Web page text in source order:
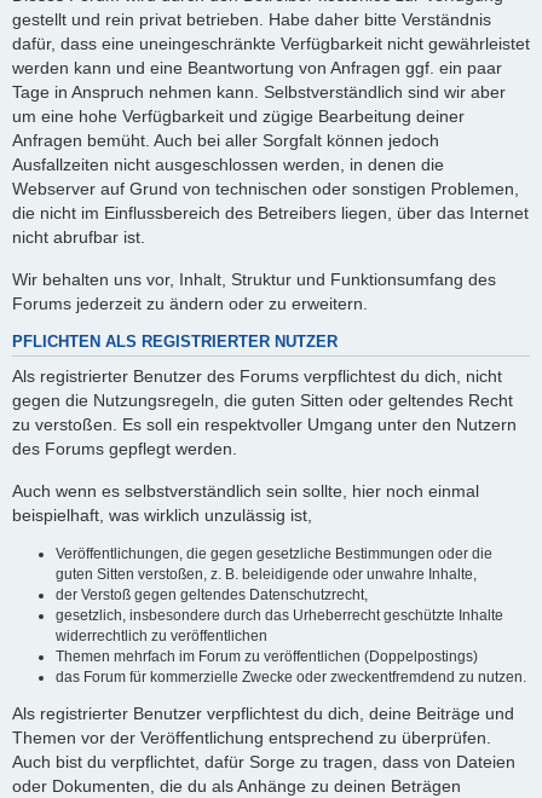
gestellt und rein privat betrieben. Habe daher bitte Verständnis
dafür, dass eine uneingeschränkte Verfügbarkeit nicht gewährleistet
werden kann und eine Beantwortung von Anfragen ggf. ein paar
Tage in Anspruch nehmen kann. Selbstverständlich sind wir aber
um eine hohe Verfügbarkeit und zügige Bearbeitung deiner
Anfragen bemüht. Auch bei aller Sorgfalt können jedoch
Ausfallzeiten nicht ausgeschlossen werden, in denen die
Webserver auf Grund von technischen oder sonstigen Problemen,
die nicht im Einflussbereich des Betreibers liegen, über das Internet
nicht abrufbar ist.
Wir behalten uns vor, Inhalt, Struktur und Funktionsumfang des
Forums jederzeit zu ändern oder zu erweitern.
PFLICHTEN ALS REGISTRIERTER NUTZER
Als registrierter Benutzer des Forums verpflichtest du dich, nicht
gegen die Nutzungsregeln, die guten Sitten oder geltendes Recht
zu verstoßen. Es soll ein respektvoller Umgang unter den Nutzern
des Forums gepflegt werden.
Auch wenn es selbstverständlich sein sollte, hier noch einmal
beispielhaft, was wirklich unzulässig ist,
Veröffentlichungen, die gegen gesetzliche Bestimmungen oder die
guten Sitten verstoßen, z. B. beleidigende oder unwahre Inhalte,
der Verstoß gegen geltendes Datenschutzrecht,
gesetzlich, insbesondere durch das Urheberrecht geschützte Inhalte
widerrechtlich zu veröffentlichen
Themen mehrfach im Forum zu veröffentlichen (Doppelpostings)
das Forum für kommerzielle Zwecke oder zweckentfremdend zu nutzen.
Als registrierter Benutzer verpflichtest du dich, deine Beiträge und
Themen vor der Veröffentlichung entsprechend zu überprüfen.
Auch bist du verpflichtet, dafür Sorge zu tragen, dass von Dateien
oder Dokumenten, die du als Anhänge zu deinen Beträgen